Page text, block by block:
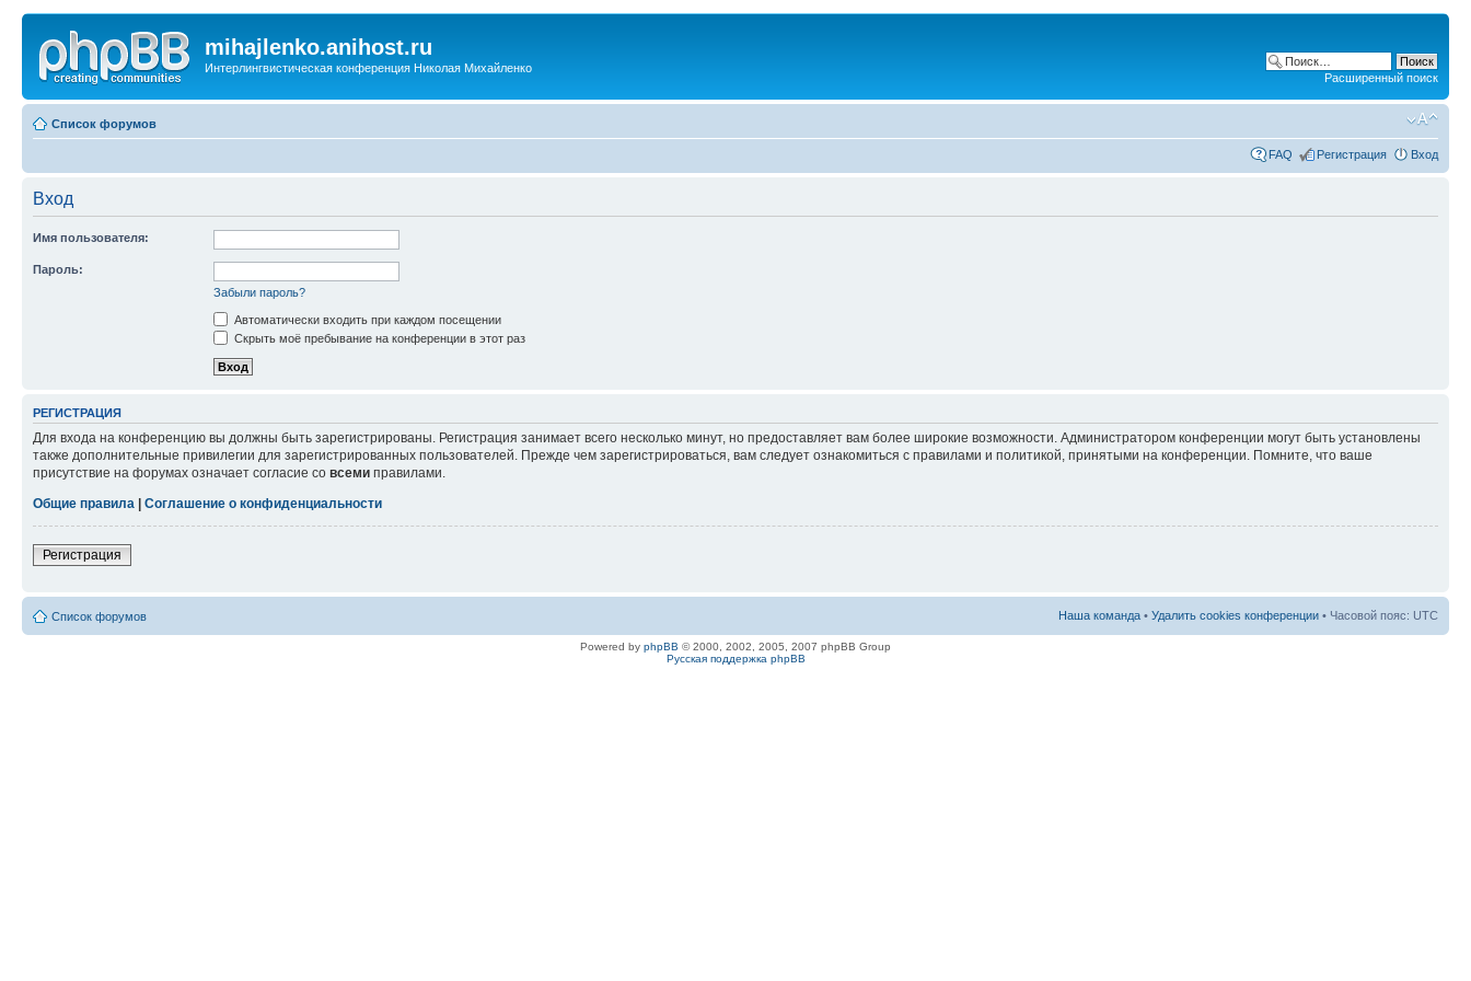
mihajlenko.anihost.ru
Интерлингвистическая конференция Николая Михайленко
Расширенный поиск
Список форумов
FAQ Регистрация Вход
Вход
Имя пользователя:
Пароль:
Забыли пароль?
Автоматически входить при каждом посещении
Скрыть моё пребывание на конференции в этот раз
РЕГИСТРАЦИЯ
Для входа на конференцию вы должны быть зарегистрированы. Регистрация занимает всего несколько минут, но предоставляет вам более широкие возможности. Администратором конференции могут быть установлены
также дополнительные привилегии для зарегистрированных пользователей. Прежде чем зарегистрироваться, вам следует ознакомиться с правилами и политикой, принятыми на конференции. Помните, что ваше
присутствие на форумах означает согласие со всеми правилами.
Общие правила
Соглашение о конфиденциальности
Регистрация
Список форумов Наша команда • Удалить cookies конференции • Часовой пояс: UTC
Powered by phpBB © 2000, 2002, 2005, 2007 phpBB Group
Русская поддержка phpBB